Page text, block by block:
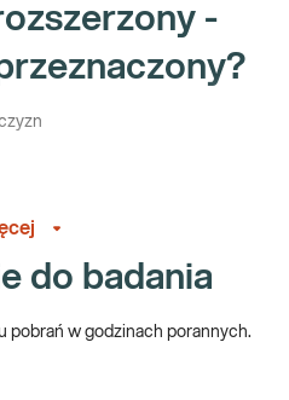
-
spadek uwagi i koncentracji,
zaburzenia orientacji w
słów)
i różnicowanie
do badania
pobrań w godzinach porannych.